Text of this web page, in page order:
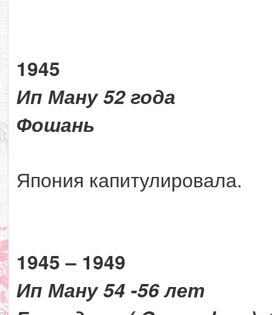
1945
Ип Ману 52 года
Фошань
Япония капитулировала.
1945 – 1949
Ип Ману 54 -56 лет